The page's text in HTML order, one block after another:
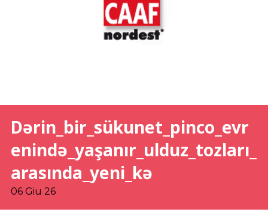
Dərin_bir_sükunet_pinco_evr
enində_yaşanır_ulduz_tozları_
arasında_yeni_kə
06 Giu 26